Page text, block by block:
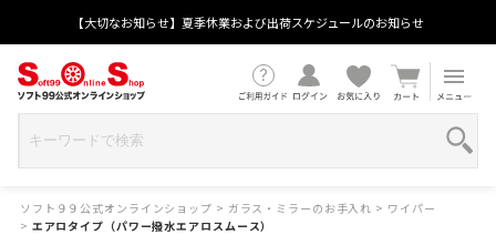
【大切なお知らせ】夏季休業および出荷スケジュールのお知らせ
ソフト９９公式オンラインショップ > ガラス・ミラーのお手入れ > ワイパー
> エアロタイプ（パワー撥水エアロスムース）